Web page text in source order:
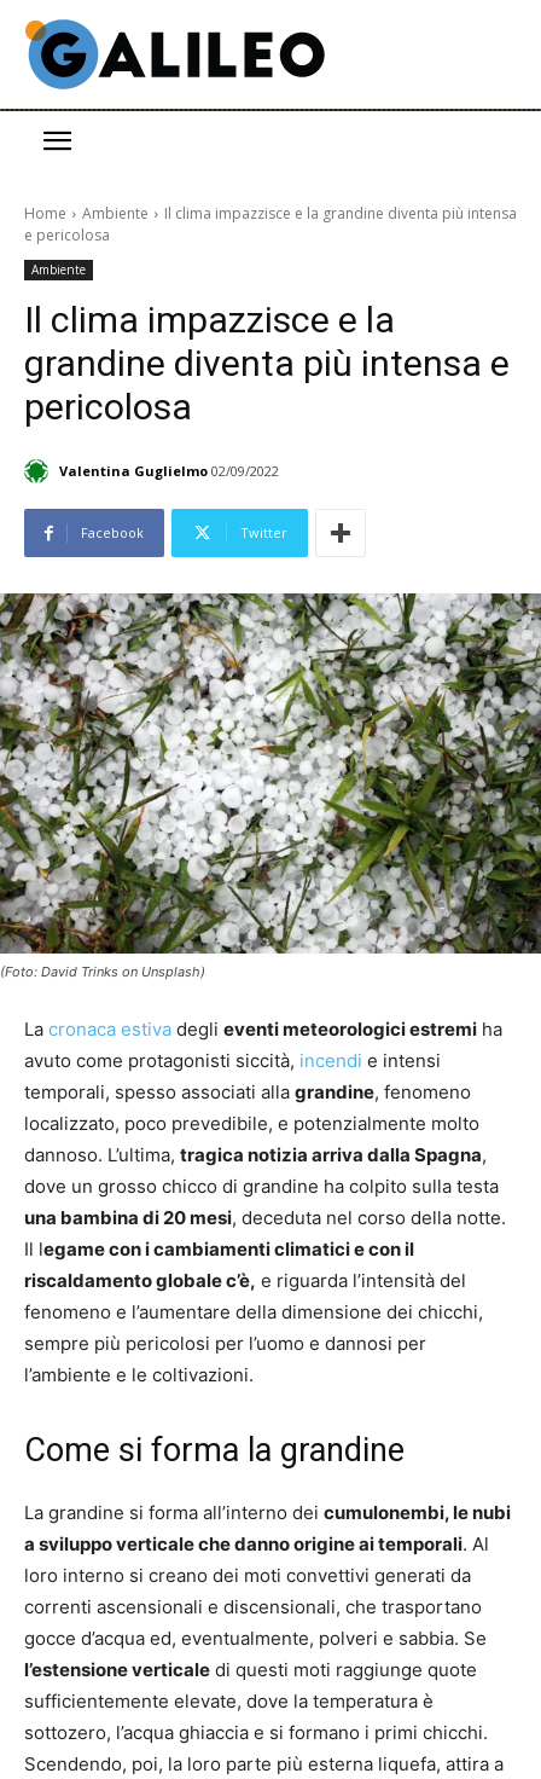
Home Ambiente
Il clima impazzisce e la grandine diventa più intensa
e pericolosa
Ambiente
Il clima impazzisce e la
grandine diventa più intensa e
pericolosa
Valentina Guglielmo 02/09/2022
Facebook Twitter
(Foto: David Trinks on Unsplash)
La cronaca estiva degli eventi meteorologici estremi ha
avuto come protagonisti siccità, incendi e intensi
temporali, spesso associati alla grandine, fenomeno
localizzato, poco prevedibile, e potenzialmente molto
dannoso. L’ultima, tragica notizia arriva dalla Spagna,
dove un grosso chicco di grandine ha colpito sulla testa
una bambina di 20 mesi, deceduta nel corso della notte.
Il legame con i cambiamenti climatici e con il
riscaldamento globale c’è, e riguarda l’intensità del
fenomeno e l’aumentare della dimensione dei chicchi,
sempre più pericolosi per l’uomo e dannosi per
l’ambiente e le coltivazioni.
Come si forma la grandine
La grandine si forma all’interno dei cumulonembi, le nubi
a sviluppo verticale che danno origine ai temporali. Al
loro interno si creano dei moti convettivi generati da
correnti ascensionali e discensionali, che trasportano
gocce d’acqua ed, eventualmente, polveri e sabbia. Se
l’estensione verticale di questi moti raggiunge quote
sufficientemente elevate, dove la temperatura è
sottozero, l’acqua ghiaccia e si formano i primi chicchi.
Scendendo, poi, la loro parte più esterna liquefa, attira a